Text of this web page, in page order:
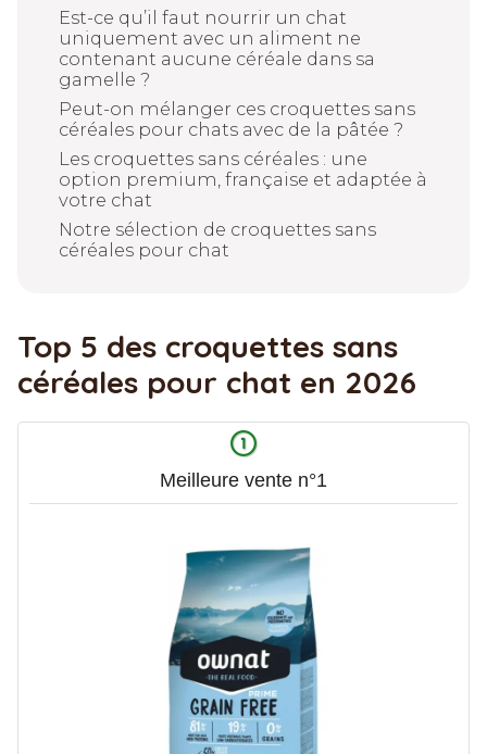
Est-ce qu’il faut nourrir un chat
uniquement avec un aliment ne
contenant aucune céréale dans sa
gamelle ?
Peut-on mélanger ces croquettes sans
céréales pour chats avec de la pâtée ?
Les croquettes sans céréales : une
option premium, française et adaptée à
votre chat
Notre sélection de croquettes sans
céréales pour chat
Top 5 des croquettes sans
céréales pour chat en 2026
Meilleure vente n°1